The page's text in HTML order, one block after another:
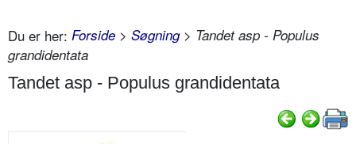
Du er her: Forside > Søgning> Tandet asp - Populus
grandidentata
Tandet asp - Populus grandidentata